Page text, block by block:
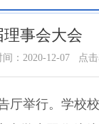
事会大会
：2020-12-07 点击
厅举行。学校